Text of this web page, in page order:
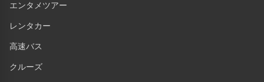
エンタメツアー
レンタカー
高速バス
クルーズ